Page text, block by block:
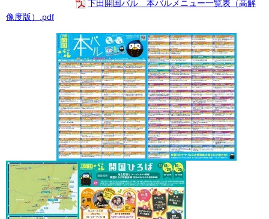
下田開国バル 本バルメニュー一覧表（高解
像度版）.pdf